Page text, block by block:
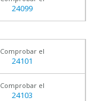
24099
Comprobar el
24101
Comprobar el
24103